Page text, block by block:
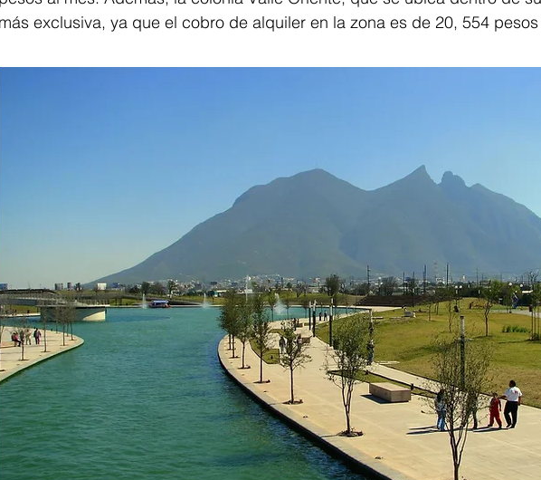
más exclusiva, ya que el cobro de alquiler en la zona es de 20, 554